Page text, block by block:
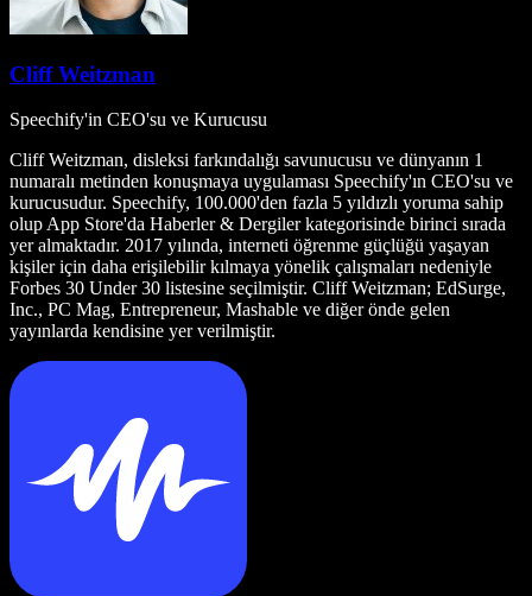
Cliff Weitzman
Speechify'in CEO'su ve Kurucusu
Cliff Weitzman, disleksi farkındalığı savunucusu ve dünyanın 1
numaralı metinden konuşmaya uygulaması Speechify'ın CEO'su ve
kurucusudur. Speechify, 100.000'den fazla 5 yıldızlı yoruma sahip
olup App Store'da Haberler & Dergiler kategorisinde birinci sırada
yer almaktadır. 2017 yılında, interneti öğrenme güçlüğü yaşayan
kişiler için daha erişilebilir kılmaya yönelik çalışmaları nedeniyle
Forbes 30 Under 30 listesine seçilmiştir. Cliff Weitzman; EdSurge,
Inc., PC Mag, Entrepreneur, Mashable ve diğer önde gelen
yayınlarda kendisine yer verilmiştir.